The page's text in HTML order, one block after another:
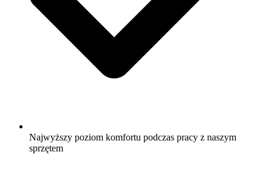
Najwyższy poziom komfortu podczas pracy z naszym
sprzętem